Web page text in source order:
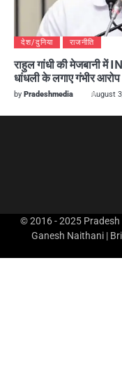
देश/दुनिया राजनीति
राहुल गांधी की मेजबानी में
धांधली के लगाए गंभीर आरोप
by Pradeshmedia August
© 2016 - 2025 Pradesh
Ganesh Naithani |